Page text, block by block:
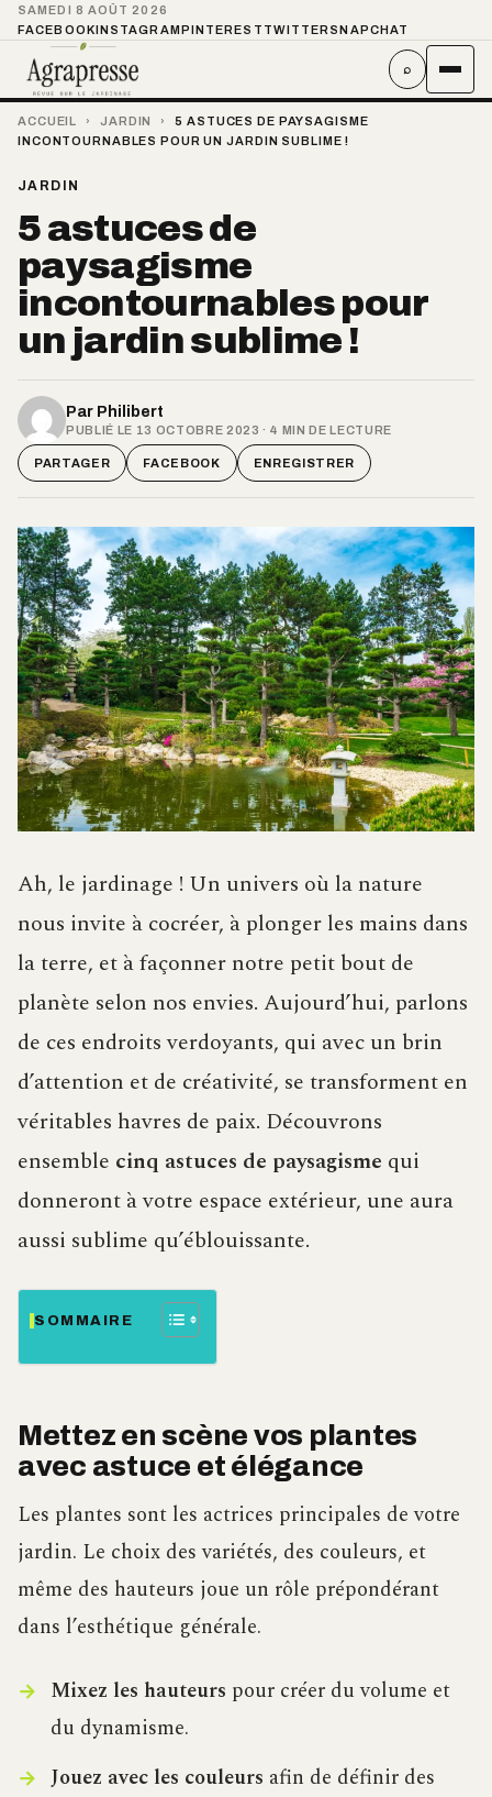
SAMEDI 8 AOÛT 2026
FACEBOOKINSTAGRAMPINTEREST TWITTER SNAPCHAT
⌕
ACCUEIL › JARDIN ›
5 ASTUCES DE PAYSAGISME
INCONTOURNABLES POUR UN JARDIN SUBLIME !
JARDIN
5 astuces de
paysagisme
incontournables pour
un jardin sublime !
Par Philibert
PUBLIÉ LE 13 OCTOBRE 2023 · 4 MIN DE LECTURE
PARTAGER FACEBOOK ENREGISTRER
Ah, le jardinage ! Un univers où la nature
nous invite à cocréer, à plonger les mains dans
la terre, et à façonner notre petit bout de
planète selon nos envies. Aujourd’hui, parlons
de ces endroits verdoyants, qui avec un brin
d’attention et de créativité, se transforment en
véritables havres de paix. Découvrons
ensemble cinq astuces de paysagisme qui
donneront à votre espace extérieur, une aura
aussi sublime qu’éblouissante.
SOMMAIRE
Mettez en scène vos plantes
avec astuce et élégance
Les plantes sont les actrices principales de votre
jardin. Le choix des variétés, des couleurs, et
même des hauteurs joue un rôle prépondérant
dans l’esthétique générale.
Mixez les hauteurs pour créer du volume et
du dynamisme.
Jouez avec les couleurs afin de définir des